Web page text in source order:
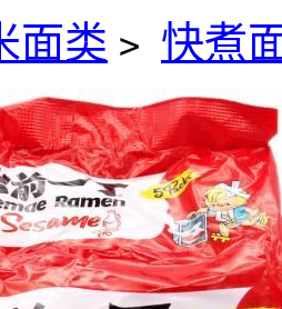
面类 > 快煮